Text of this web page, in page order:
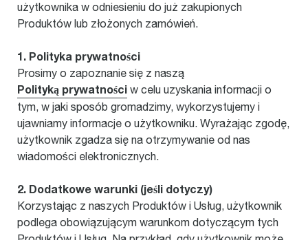
użytkownika w odniesieniu do już zakupionych
Produktów lub złożonych zamówień.
1. Polityka prywatności
Prosimy o zapoznanie się z naszą
Polityką prywatności w celu uzyskania informacji o
tym, w jaki sposób gromadzimy, wykorzystujemy i
ujawniamy informacje o użytkowniku. Wyrażając zgodę,
użytkownik zgadza się na otrzymywanie od nas
wiadomości elektronicznych.
2. Dodatkowe warunki (jeśli dotyczy)
Korzystając z naszych Produktów i Usług, użytkownik
podlega obowiązującym warunkom dotyczącym tych